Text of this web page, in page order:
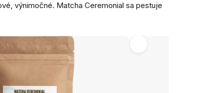
výnimočné. Matcha Ceremonial sa pestuje